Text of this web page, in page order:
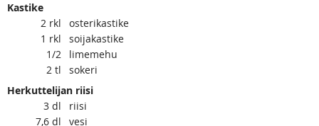
Kastike
2 rkl
osterikastike
1 rkl
soijakastike
1/2
limemehu
2 tl
sokeri
Herkuttelijan riisi
3 dl
riisi
7,6 dl
vesi